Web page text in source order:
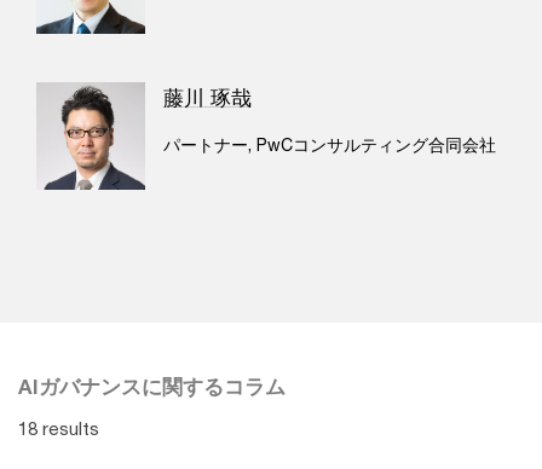
藤川 琢哉
パートナー, PwCコンサルティング合同会社
AIガバナンスに関するコラム
18 results